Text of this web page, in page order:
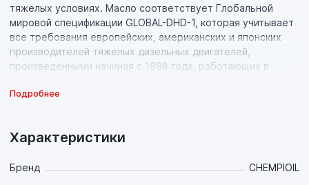
тяжелых условиях. Масло соответствует Глобальной
мировой спецификации GLOBAL-DHD-1, которая учитывает
все требования европейских, американских и японских
производителей тяжелых дизельных двигателей,
произведенными начиная с 1998 года, работающих в
сменами масла и выполняющих действующие нормы по
тонн).
Свойства продукта:
Подробнее
Характеристики
Бренд CHEMPIOIL